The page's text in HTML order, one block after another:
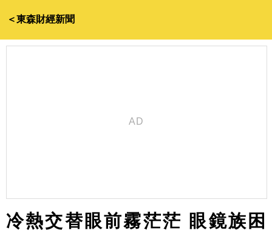
＜東森財經新聞
冷熱交替眼前霧茫茫 眼鏡族困